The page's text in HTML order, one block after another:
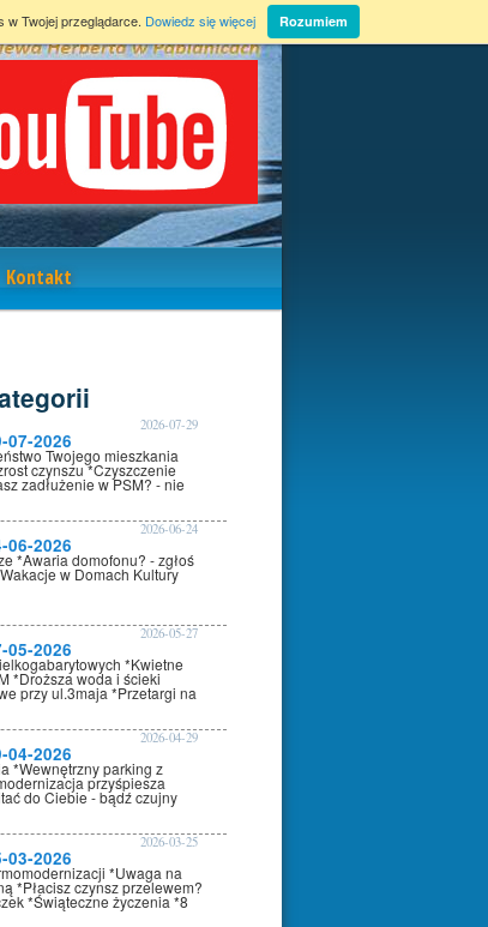
Kontakt
07-2026
2026-07-29
Twojego mieszkania
czynszu *Czyszczenie
zadłużenie w PSM? - nie
06-2026
2026-06-24
*Awaria domofonu? - zgłoś
w Domach Kultury
05-2026
2026-05-27
*Kwietne
*Droższa woda i ścieki
przy ul.3maja *Przetargi na
04-2026
2026-04-29
*Wewnętrzny parking z
przyśpiesza
do Ciebie - bądź czujny
03-2026
2026-03-25
*Uwaga na
*Płacisz czynsz przelewem?
*Świąteczne życzenia *8
Twojej przeglądarce. Dowiedz się więcej Rozumiem